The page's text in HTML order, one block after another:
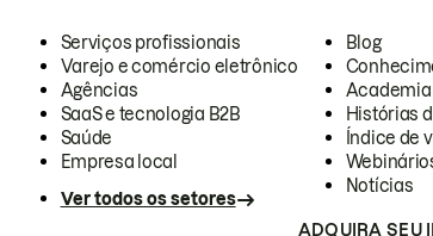
Serviços profissionais
Varejo e comércio eletrônico
Agências
SaaS e tecnologia B2B
Saúde
Empresa local
Ver todos os setores
Blog
Academia
Histórias
Índice de
Notícias
ADQUIRA SEU